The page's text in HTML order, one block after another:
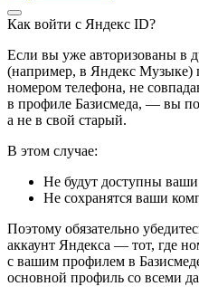
Как войти с Яндекс ID?
Если вы уже авторизованы в
(например, в Яндекс Музыке)
номером телефона, не
в профиле Базисмеда, — вы
а не в свой старый.
В этом случае:
Не будут доступны
Не сохранятся ваши
Поэтому обязательно
аккаунт Яндекса — тот, где
с вашим профилем в
основной профиль со всеми